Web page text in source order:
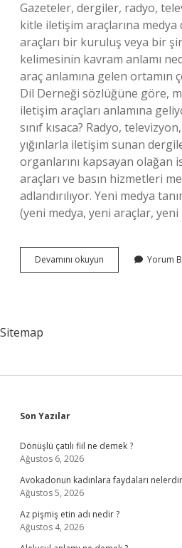
Gazeteler, dergiler, radyo,
kitle iletişim araçlarına
araçları bir kuruluş veya bir
kelimesinin kavram anlamı
araç anlamına gelen ortamın
Dil Derneği sözlüğüne göre,
iletişim araçları anlamına
sınıf kısaca? Radyo,
yığınlarla iletişim sunan
organlarını kapsayan olağan
araçları ve basın hizmetleri
adlandırılıyor. Yeni medya
(yeni medya, yeni araçlar,
Devamını okuyun
Nedir
Yorum
Sitemap
Sidebar
Son Yazılar
Dönüşlü çatılı fiil ne demek ?
Ağustos 6, 2026
Avokadonun kadınlara faydaları
Ağustos 5, 2026
Az pişmiş etin adı nedir ?
Ağustos 4, 2026